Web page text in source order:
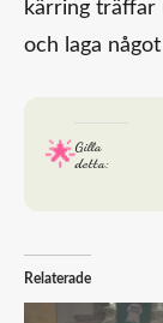
kärring träffar
och laga
Gilla
detta:
Relaterade